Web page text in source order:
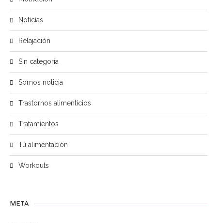
Noticias
Relajación
Sin categoría
Somos noticia
Trastornos alimenticios
Tratamientos
Tú alimentación
Workouts
META